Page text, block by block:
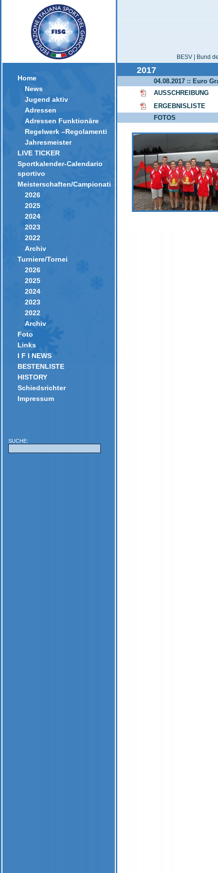
Home
News
Jugend aktiv
Adressen
Adressen Funktionäre
Regelwerk –Regolamenti
Jahresmeister
LIVE TICKER
Sportkalender-Calendario
sportivo
Meisterschaften/Campionati
2026
2025
2024
2023
2022
Archiv
Turniere/Tornei
2026
2025
2024
2023
2022
Archiv
Foto
Links
I F I NEWS
BESTENLISTE
HISTORY
Schiedsrichter
Impressum
SUCHE:
BESV | Bund
2017
04.08.2017 :: Euro
AUSSCHREIBUNG
ERGEBNISLISTE
FOTOS